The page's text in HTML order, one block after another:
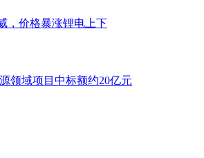
，价格暴涨锂电上下
领域项目中标额约20亿元